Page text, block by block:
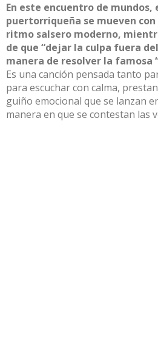
En este encuentro de mundos,
puertorriqueña se mueven
ritmo salsero moderno,
de que “dejar la culpa fuera
manera de resolver la famosa
Es una canción pensada tanto
para escuchar con calma,
guiño emocional que se lanzan
manera en que se contestan las